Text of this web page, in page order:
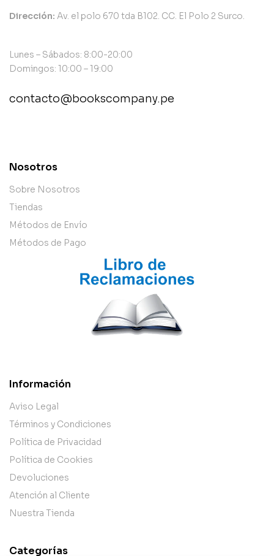
Dirección: Av. el polo 670 tda B102. CC. El Polo 2 Surco.
Lunes – Sábados: 8:00-20:00
Domingos: 10:00 – 19:00
contacto@bookscompany.pe
Nosotros
Sobre Nosotros
Tiendas
Métodos de Envío
Métodos de Pago
Información
Aviso Legal
Términos y Condiciones
Política de Privacidad
Política de Cookies
Devoluciones
Atención al Cliente
Nuestra Tienda
Categorías